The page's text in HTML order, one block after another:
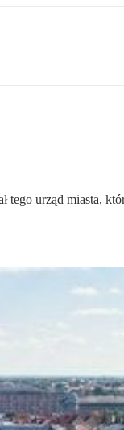
tego urząd miasta,